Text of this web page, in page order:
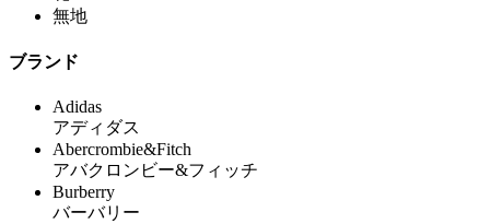
無地
ブランド
Adidas
アディダス
Abercrombie&Fitch
アバクロンビー&フィッチ
Burberry
バーバリー